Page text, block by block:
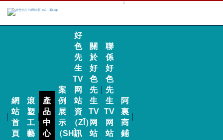
網
站
首
頁
滾
塑
工
藝
產
品
中
心
案
例
展
示
（SHÌ）
好
色
先
生
TV
网
站
資
（ZĪ）
訊
關
於
好
色
先
生
TV
网
站
聯
係
好
色
先
生
TV
网
站
阿
裏
商
鋪